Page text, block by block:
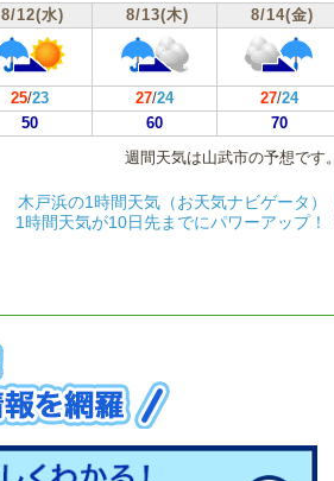
8/12(水) 8/13(木) 8/14(金)
25/23 27/24 27/24
50 60
70
週間天気は山武市の予想です。
木戸浜の1時間天気（お天気ナビゲータ）
1時間天気が10日先までにパワーアップ！